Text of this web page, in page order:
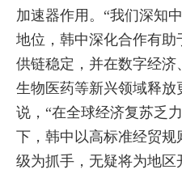
加速器作用。“我们深知
地位，韩中深化合作有
供链稳定，并在数字经济
生物医药等新兴领域释放
说，“在全球经济复苏乏
下，韩中以高标准经贸
级为抓手，无疑将为地区